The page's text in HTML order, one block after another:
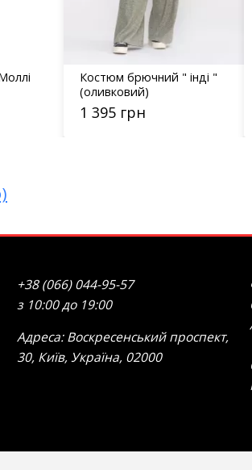
Костюм брючний " інді "
(оливковий)
1 395 грн
+38 (066) 044-95-57
з 10:00 до 19:00
Адреса: Воскресенський проспект,
30, Київ, Україна, 02000